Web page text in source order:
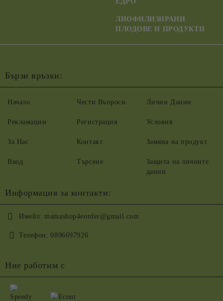
ЛИОФИЛИЗИРАНИ
ПЛОДОВЕ И ПРОДУКТИ
Бързи връзки:
Начало
Рекламации
За Нас
Вход
Чести Въпроси
Регистрация
Контакт
Търсене
Лични Данни
Условия
Замяна на продукт
Защита на личните
данни
Информация за контакти:
Имейл: mamashop4eorder@gmail.com
Телефон: 0896697926
Ние работим с